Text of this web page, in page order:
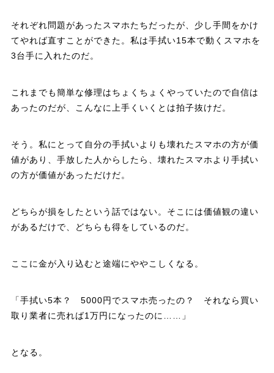
それぞれ問題があったスマホたちだったが、少し手間をかけ
てやれば直すことができた。私は手拭い15本で動くスマホを
3台手に入れたのだ。
これまでも簡単な修理はちょくちょくやっていたので自信は
あったのだが、こんなに上手くいくとは拍子抜けだ。
そう。私にとって自分の手拭いよりも壊れたスマホの方が価
値があり、手放した人からしたら、壊れたスマホより手拭い
の方が価値があっただけだ。
どちらが損をしたという話ではない。そこには価値観の違い
があるだけで、どちらも得をしているのだ。
ここに金が入り込むと途端にややこしくなる。
「手拭い5本？ 5000円でスマホ売ったの？ それなら買い
取り業者に売れば1万円になったのに……」
となる。